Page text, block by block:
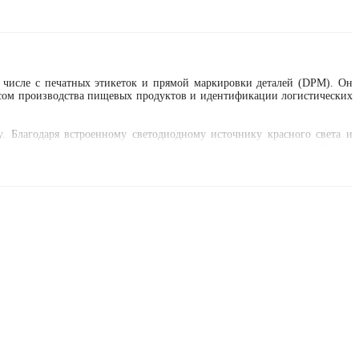
с печатных этикеток и прямой маркировки деталей (DPM). Он
производства пищевых продуктов и идентификации логистических
встроенному светодиодному источнику красного света и
соответствующее его потребностям в отношении рабочего